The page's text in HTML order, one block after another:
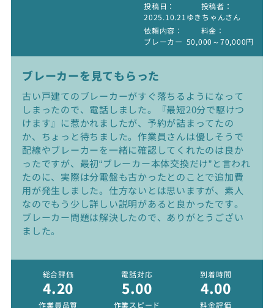
投稿日
2025.10.21
投稿者
ゆきちゃんさん
依頼内容
ブレーカー
料金
50,000～70,000円
ブレーカーを見てもらった
古い戸建てのブレーカーがすぐ落ちるようになって
しまったので、電話しました。『最短20分で駆けつ
けます』に惹かれましたが、予約が詰まってたの
か、ちょっと待ちました。作業員さんは優しそうで
配線やブレーカーを一緒に確認してくれたのは良か
ったですが、最初“ブレーカー本体交換だけ”と言われ
たのに、実際は分電盤も古かったとのことで追加費
用が発生しました。仕方ないとは思いますが、素人
なのでもう少し詳しい説明があると良かったです。
ブレーカー問題は解決したので、ありがとうござい
ました。
総合評価
4.20
電話対応
5.00
到着時間
4.00
作業員品質 作業スピード 料金評価